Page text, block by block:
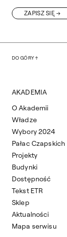
ZAPISZ SIĘ
DO GÓRY
AKADEMIA
O Akademii
Władze
Wybory 2024
Pałac Czapskich
Projekty
Budynki
Dostępność
Tekst ETR
Sklep
Aktualności
Mapa serwisu